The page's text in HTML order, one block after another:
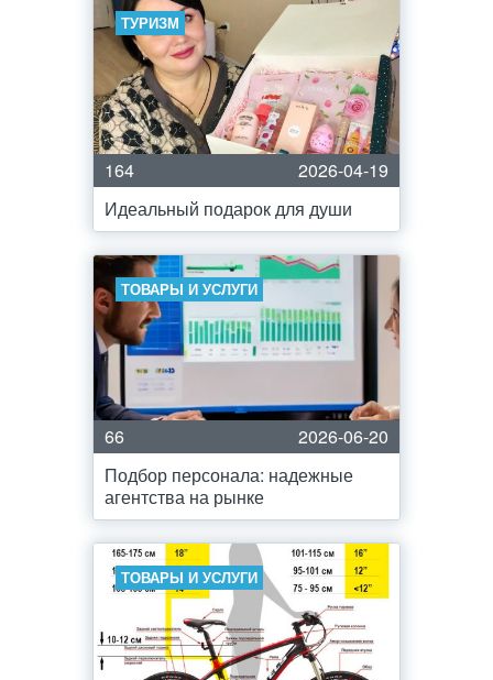
ТУРИЗМ
164
2026-04-19
Идеальный подарок для души
ТОВАРЫ И УСЛУГИ
66
2026-06-20
Подбор персонала: надежные
агентства на рынке
ТОВАРЫ И УСЛУГИ